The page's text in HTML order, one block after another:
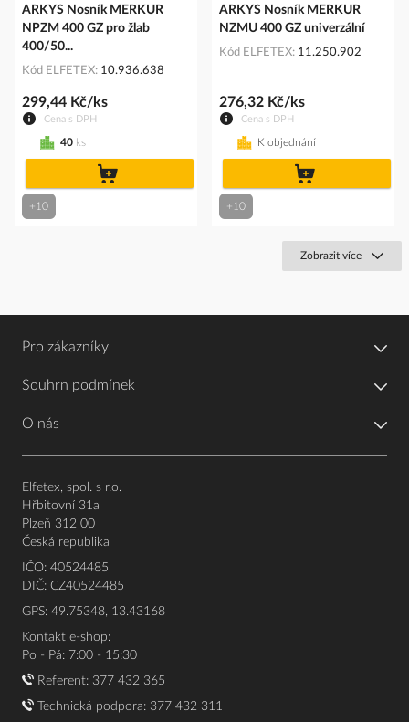
ARKYS Nosník MERKUR
NPZM 400 GZ pro žlab
400/50...
Kód ELFETEX 10.936.638
Cena s DPH
299,44 Kč/ks
40 ks
+10
ARKYS Nosník MERKUR
NZMU 400 GZ univerzální
Kód ELFETEX 11.250.902
Cena s DPH
276,32 Kč/ks
K objednání
+10
Zobrazit více
Pro zákazníky
Souhrn podmínek
O nás
Elfetex, spol. s r.o.
Hřbitovní 31a
Plzeň 312 00
Česká republika
IČO: 40524485
DIČ: CZ40524485
GPS: 49.75348, 13.43168
Kontakt e-shop:
Po - Pá: 7:00 - 15:30
Referent: 377 432 365
Technická podpora: 377 432 311